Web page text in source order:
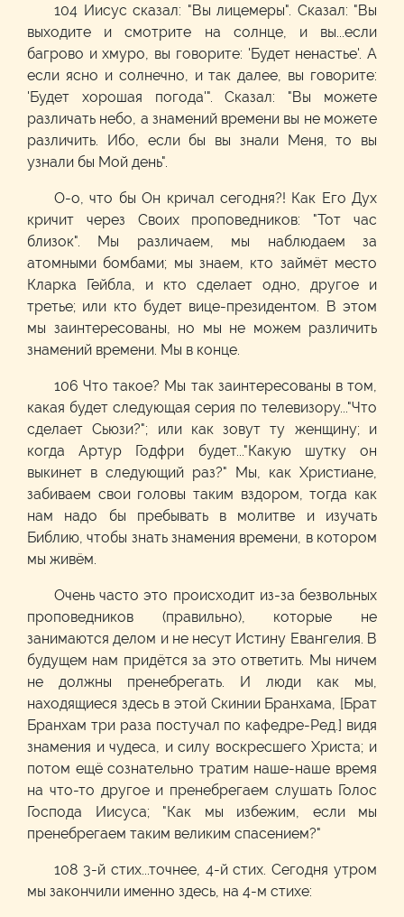
104 Иисус сказал: "Вы лицемеры". Сказал: "Вы
выходите и смотрите на солнце, и вы...если
багрово и хмуро, вы говорите: 'Будет ненастье'. А
если ясно и солнечно, и так далее, вы говорите:
'Будет хорошая погода'". Сказал: "Вы можете
различать небо, а знамений времени вы не можете
различить. Ибо, если бы вы знали Меня, то вы
узнали бы Мой день".
О-о, что бы Он кричал сегодня?! Как Его Дух
кричит через Своих проповедников: "Тот час
близок". Мы различаем, мы наблюдаем за
атомными бомбами; мы знаем, кто займёт место
Кларка Гейбла, и кто сделает одно, другое и
третье; или кто будет вице-президентом. В этом
мы заинтересованы, но мы не можем различить
знамений времени. Мы в конце.
106 Что такое? Мы так заинтересованы в том,
какая будет следующая серия по телевизору..."Что
сделает Сьюзи?"; или как зовут ту женщину; и
когда Артур Годфри будет..."Какую шутку он
выкинет в следующий раз?" Мы, как Христиане,
забиваем свои головы таким вздором, тогда как
нам надо бы пребывать в молитве и изучать
Библию, чтобы знать знамения времени, в котором
мы живём.
Очень часто это происходит из-за безвольных
проповедников (правильно), которые не
занимаются делом и не несут Истину Евангелия. В
будущем нам придётся за это ответить. Мы ничем
не должны пренебрегать. И люди как мы,
находящиеся здесь в этой Скинии Бранхама, [Брат
Бранхам три раза постучал по кафедре-Ред.] видя
знамения и чудеса, и силу воскресшего Христа; и
потом ещё сознательно тратим наше-наше время
на что-то другое и пренебрегаем слушать Голос
Господа Иисуса; "Как мы избежим, если мы
пренебрегаем таким великим спасением?"
108 3-й стих...точнее, 4-й стих. Сегодня утром
мы закончили именно здесь, на 4-м стихе: